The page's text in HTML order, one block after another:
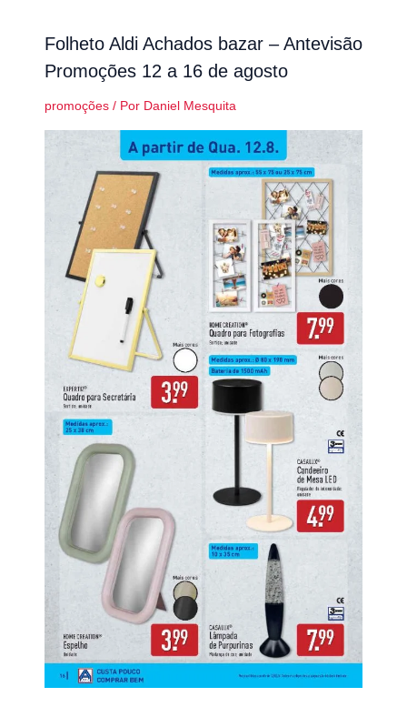
Folheto Aldi Achados bazar – Antevisão
Promoções 12 a 16 de agosto
promoções/ Por Daniel Mesquita